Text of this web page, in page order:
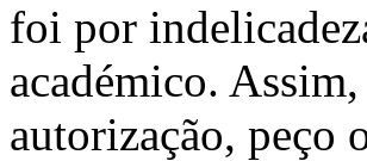
foi por
académico.
autorização, peço